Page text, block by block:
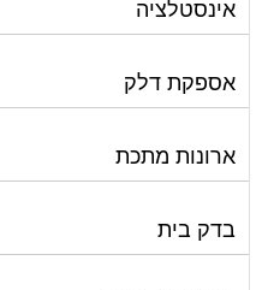
אינסטלציה
אספקת דלק
ארונות מתכת
בדק בית